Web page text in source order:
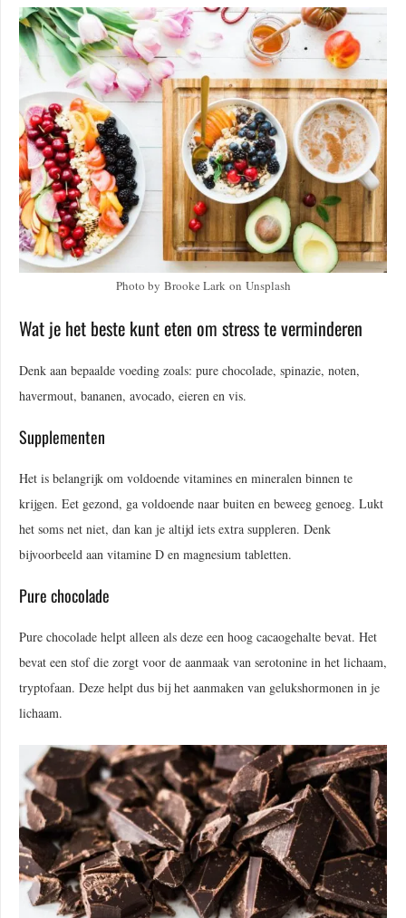
Photo by Brooke Lark on Unsplash
Wat je het beste kunt eten om stress te verminderen
Denk aan bepaalde voeding zoals: pure chocolade, spinazie, noten,
havermout, bananen, avocado, eieren en vis.
Supplementen
Het is belangrijk om voldoende vitamines en mineralen binnen te
krijgen. Eet gezond, ga voldoende naar buiten en beweeg genoeg. Lukt
het soms net niet, dan kan je altijd iets extra suppleren. Denk
bijvoorbeeld aan vitamine D en magnesium tabletten.
Pure chocolade
Pure chocolade helpt alleen als deze een hoog cacaogehalte bevat. Het
bevat een stof die zorgt voor de aanmaak van serotonine in het lichaam,
tryptofaan. Deze helpt dus bij het aanmaken van gelukshormonen in je
lichaam.